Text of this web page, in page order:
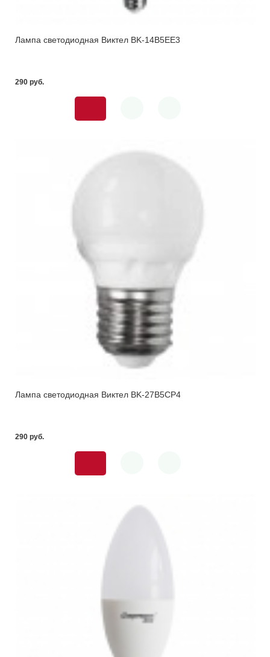
Лампа светодиодная Виктел BK-14B5EE3
290 pуб.
Лампа светодиодная Виктел BK-27B5CP4
290 pуб.